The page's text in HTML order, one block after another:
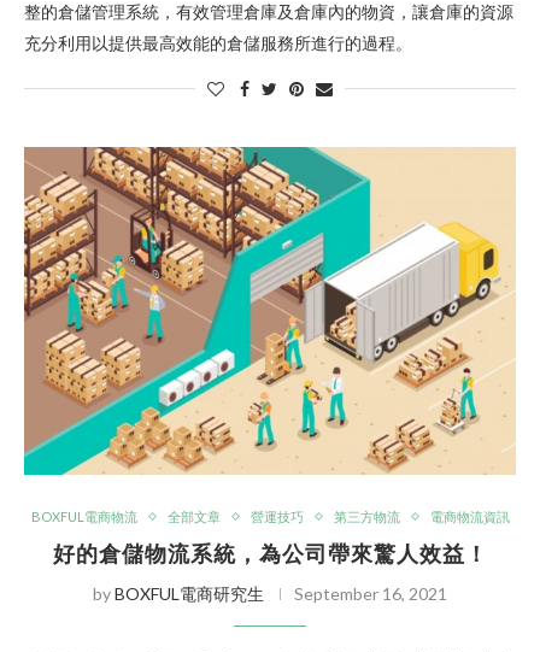
整的倉儲管理系統，有效管理倉庫及倉庫內的物資，讓倉庫的資源
充分利用以提供最高效能的倉儲服務所進行的過程。
BOXFUL電商物流 全部文章 營運技巧 第三方物流 電商物流資訊
好的倉儲物流系統，為公司帶來驚人效益！
byBOXFUL電商研究生 September 16, 2021